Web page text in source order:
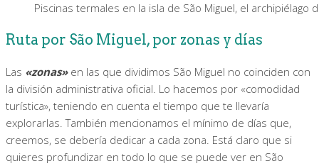
Piscinas termales en la isla de São Miguel, el archipiélago
Ruta por São Miguel, por zonas y días
Las «zonas»en las que dividimos São Miguel no coinciden con
la división administrativa oficial. Lo hacemos por «comodidad
turística», teniendo en cuenta el tiempo que te llevaría
explorarlas. También mencionamos el mínimo de días que,
creemos, se debería dedicar a cada zona. Está claro que si
quieres profundizar en todo lo que se puede ver en São